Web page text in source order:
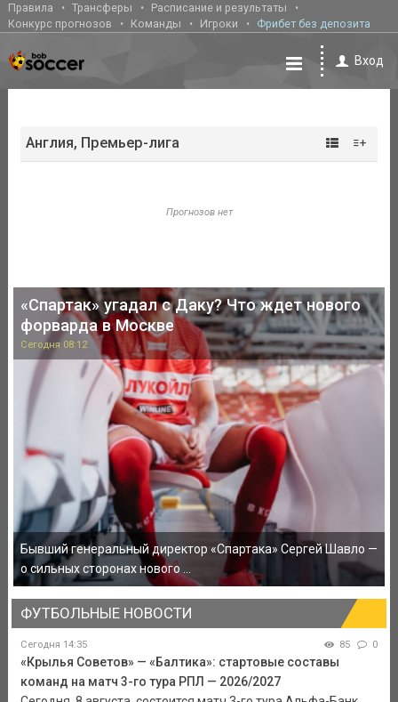
Правила Трансферы
Расписание и результаты
Конкурс прогнозов
Команды Игроки Фрибет без депозита
Вход
Англия, Премьер-лига
Прогнозов нет
«Спартак» угадал с Даку? Что ждет нового
форварда в Москве
Сегодня 08:12
Бывший генеральный директор «Спартака» Сергей Шавло —
о сильных сторонах нового ...
ФУТБОЛЬНЫЕ НОВОСТИ
Сегодня 14:35 85 0
«Крылья Советов» — «Балтика»: стартовые составы
команд на матч 3-го тура РПЛ — 2026/2027